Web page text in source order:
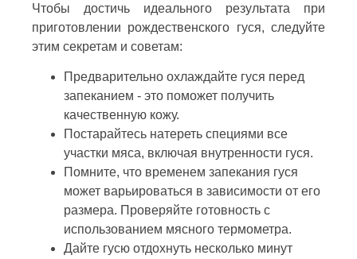
Чтобы достичь идеального результата при
приготовлении рождественского гуся, следуйте
этим секретам и советам:
Предварительно охлаждайте гуся перед
запеканием - это поможет получить
качественную кожу.
Постарайтесь натереть специями все
участки мяса, включая внутренности гуся.
Помните, что временем запекания гуся
может варьироваться в зависимости от его
размера. Проверяйте готовность с
использованием мясного термометра.
Дайте гусю отдохнуть несколько минут